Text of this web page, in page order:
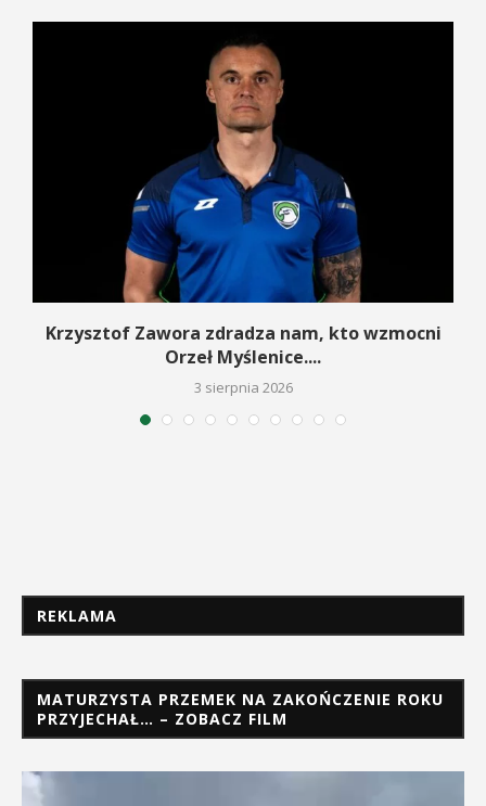
Krzysztof Zawora zdradza nam, kto wzmocni
Orzeł Myślenice....
3 sierpnia 2026
REKLAMA
MATURZYSTA PRZEMEK NA ZAKOŃCZENIE ROKU
PRZYJECHAŁ… – ZOBACZ FILM
Odtwarzacz